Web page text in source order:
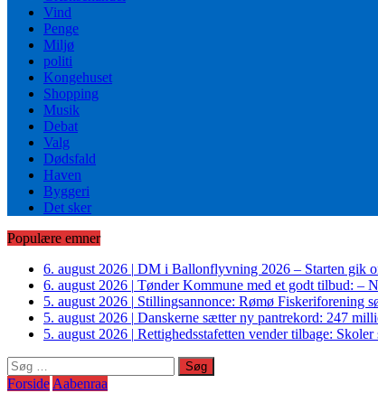
Vind
Penge
Miljø
politi
Kongehuset
Shopping
Musik
Debat
Valg
Dødsfald
Haven
Byggeri
Det sker
Populære emner
6. august 2026 | DM i Ballonflyvning 2026 – Starten gik
6. august 2026 | Tønder Kommune med et godt tilbud: –
5. august 2026 | Stillingsannonce: Rømø Fiskeriforening
5. august 2026 | Danskerne sætter ny pantrekord: 247
5. august 2026 | Rettighedsstafetten vender tilbage:
Søg
efter:
Forside Aabenraa